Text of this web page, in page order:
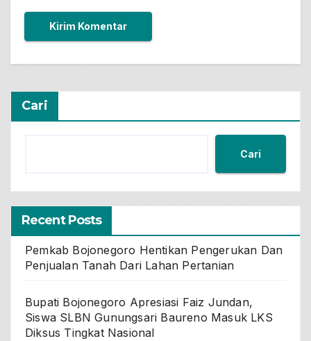
Cari
Cari
Recent Posts
Pemkab Bojonegoro Hentikan Pengerukan Dan
Penjualan Tanah Dari Lahan Pertanian
Bupati Bojonegoro Apresiasi Faiz Jundan,
Siswa SLBN Gunungsari Baureno Masuk LKS
Diksus Tingkat Nasional